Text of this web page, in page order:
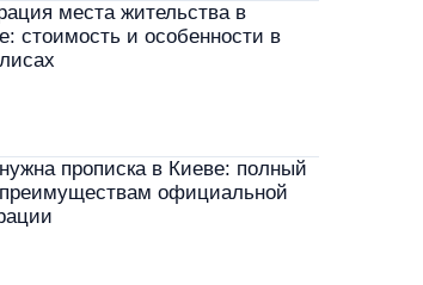
места жительства в
стоимость и особенности в
прописка в Киеве: полный
официальной